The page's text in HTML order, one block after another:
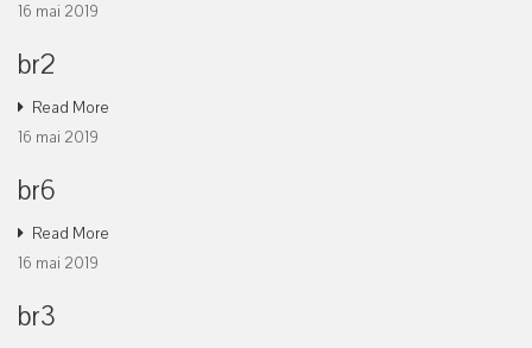
16 mai 2019
br2
Read More
16 mai 2019
br6
Read More
16 mai 2019
br3